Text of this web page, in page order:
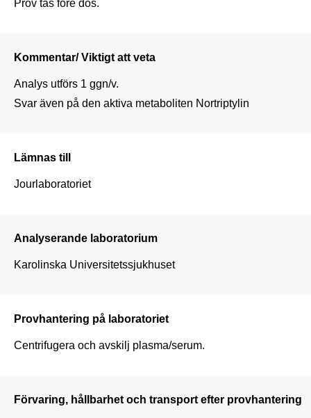
Prov tas före dos.
Kommentar/ Viktigt att veta
Analys utförs 1 ggn/v.
Svar även på den aktiva metaboliten Nortriptylin
Lämnas till
Jourlaboratoriet
Analyserande laboratorium
Karolinska Universitetssjukhuset
Provhantering på laboratoriet
Centrifugera och avskilj plasma/serum.
Förvaring, hållbarhet och transport efter provhantering